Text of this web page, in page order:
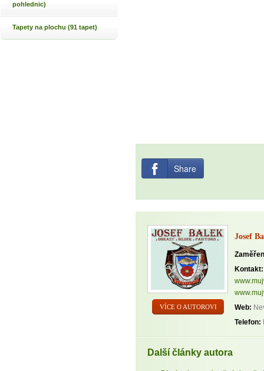
pohlednic)
Tapety na plochu (91 tapet)
Share
VÍCE O AUTOROVI
Josef
Kontakt:
Web:
Telefon:
Další články autora